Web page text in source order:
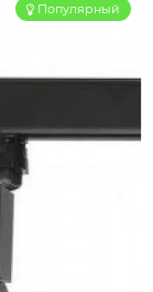
Популярный